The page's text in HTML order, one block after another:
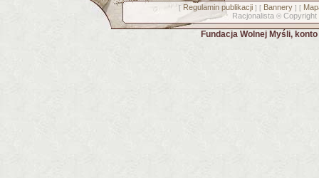
[ Regulamin publikacji] [ Bannery] [
Racjonalista © Copyright
Fundacja Wolnej Myśli,